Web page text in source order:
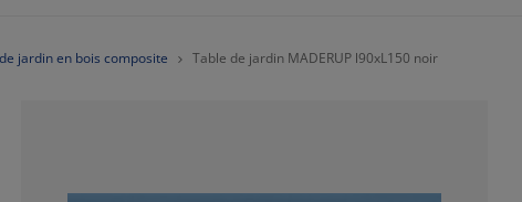
jardin en bois composite Table de jardin MADERUP l90xL150 noir